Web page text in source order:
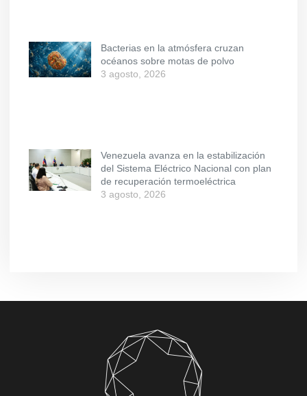
Bacterias en la atmósfera cruzan
océanos sobre motas de polvo
3 agosto, 2026
Venezuela avanza en la estabilización
del Sistema Eléctrico Nacional con plan
de recuperación termoeléctrica
3 agosto, 2026